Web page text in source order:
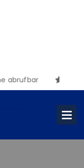
abrufbar